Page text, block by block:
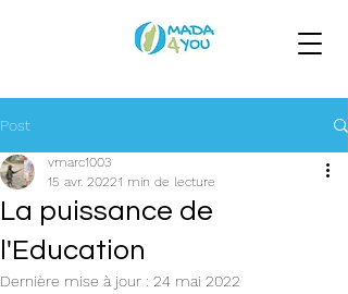
Post
La puissance de
l'Education
vmarc1003
15 avr. 20221 min de lecture
Dernière mise à jour : 24 mai 2022